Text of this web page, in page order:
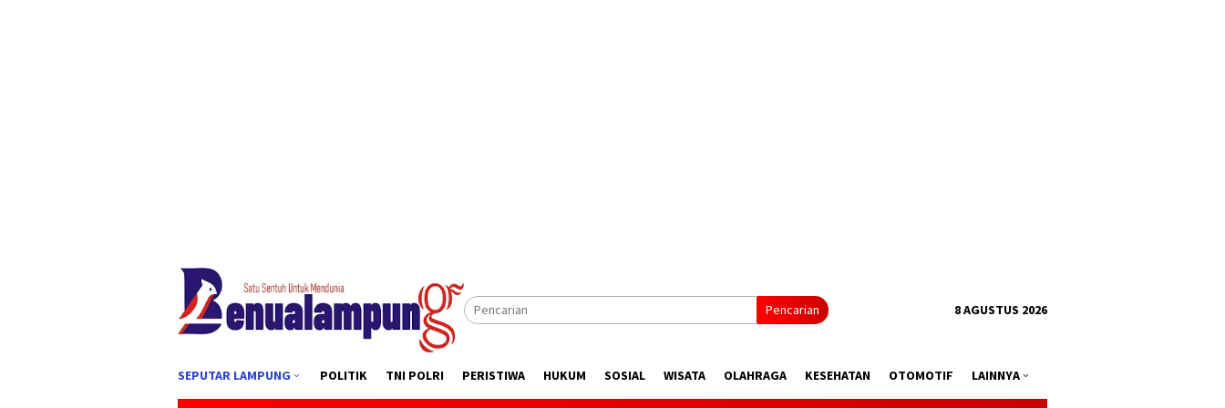
Pencarian 8 AGUSTUS 2026
SEPUTAR LAMPUNG POLITIK TNI POLRI PERISTIWA HUKUM SOSIAL WISATA OLAHRAGA KESEHATAN OTOMOTIF LAINNYA